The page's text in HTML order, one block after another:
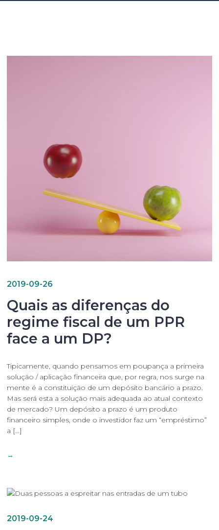
2019-09-26
Quais as diferenças do
regime fiscal de um PPR
face a um DP?
Tipicamente, quando pensamos em poupança a primeira
solução / aplicação financeira que, por regra, nos surge na
mente é a constituição de um depósito bancário a prazo.
Mas será esta a solução mais adequada ao atual contexto
de mercado? Um depósito a prazo é um produto
financeiro simples, onde o investidor faz um “empréstimo”
a […]
→
2019-09-24